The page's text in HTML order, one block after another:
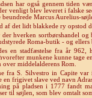
har også gennem tiden
venligt blev leveret i falske
beundrede Marcus Aurelius-
af det lidt blakkede ry opstod
der hverken sortbørshandel
Roma-butik - og
en stadfæstelse fra år
munkene kunne tage
over middelalderens Rom.
fra S. Silvestro in Capite
en frigivet slave ved navn
på pladsen i 1777 fandt
til søjlen, som blev omtalt